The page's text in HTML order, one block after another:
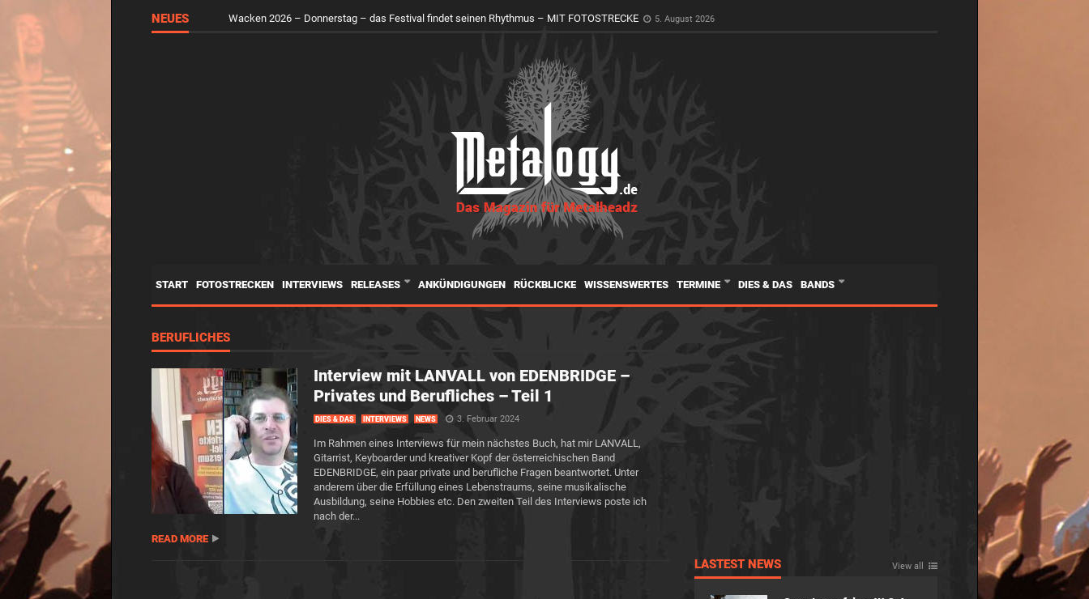
NEUES Wacken 2026 – Donnerstag – das Festival findet seinen Rhythmus – MIT FOTOSTRECKE 5. August 2026
START FOTOSTRECKEN INTERVIEWS RELEASES ANKÜNDIGUNGEN RÜCKBLICKE WISSENSWERTES TERMINE DIES & DAS BANDS
BERUFLICHES
Interview mit LANVALL von EDENBRIDGE –
Privates und Berufliches – Teil 1
DIES & DAS INTERVIEWS NEWS 3. Februar 2024
Im Rahmen eines Interviews für mein nächstes Buch, hat mir LANVALL,
Gitarrist, Keyboarder und kreativer Kopf der österreichischen Band
EDENBRIDGE, ein paar private und berufliche Fragen beantwortet. Unter
anderem über die Erfüllung eines Lebenstraums, seine musikalische
Ausbildung, seine Hobbies etc. Den zweiten Teil des Interviews poste ich
nach der...
READ MORE
LASTEST NEWS View all